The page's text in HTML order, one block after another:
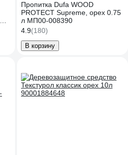
Пропитка Dufa WOOD
PROTECT Supreme, орех 0.75
л МП00-008390
4.9(180)
В корзину